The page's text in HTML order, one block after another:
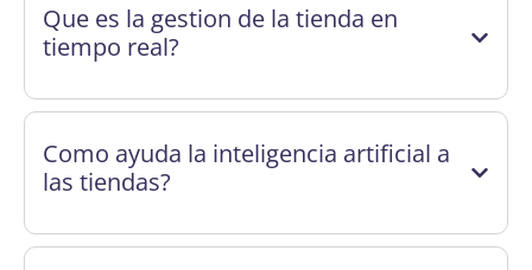
Que es la gestion de la tienda en
tiempo real?
Como ayuda la inteligencia artificial a
las tiendas?